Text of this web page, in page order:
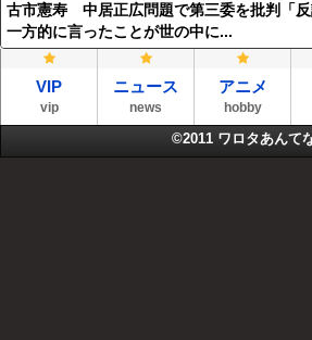
古市憲寿 中居正広問題で第三委を批判「
一方的に言ったことが世の中に...
VIP
vip
ニュース
news
アニメ
hobby
©2011 ワロタあんて